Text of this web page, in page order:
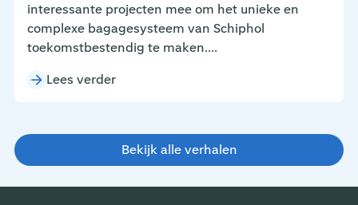
interessante projecten mee om het unieke en
complexe bagagesysteem van Schiphol
toekomstbestendig te maken....
Lees verder
Bekijk alle verhalen